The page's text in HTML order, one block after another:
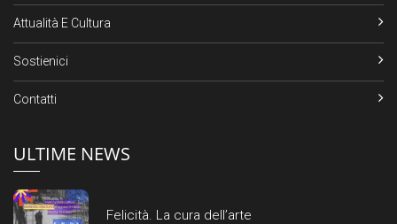
Attualità E Cultura
Sostienici
Contatti
ULTIME NEWS
Felicità. La cura dell’arte